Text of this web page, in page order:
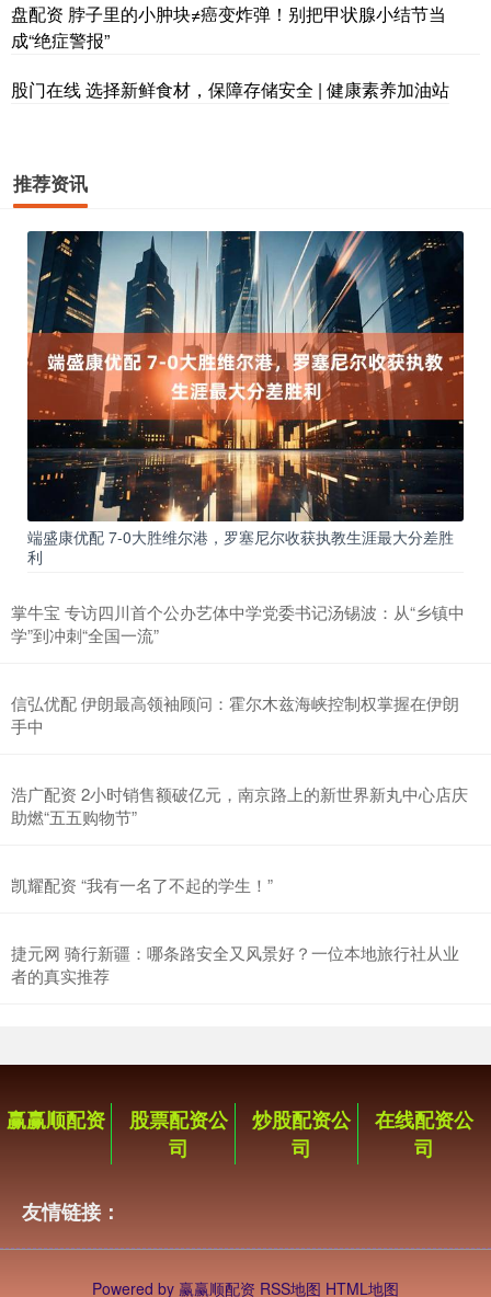
盘配资 脖子里的小肿块≠癌变炸弹！别把甲状腺小结节当
成“绝症警报”
股门在线 选择新鲜食材，保障存储安全 | 健康素养加油站
推荐资讯
端盛康优配 7-0大胜维尔港，罗塞尼尔收获执教生涯最大分差胜
利
掌牛宝 专访四川首个公办艺体中学党委书记汤锡波：从“乡镇中
学”到冲刺“全国一流”
信弘优配 伊朗最高领袖顾问：霍尔木兹海峡控制权掌握在伊朗
手中
浩广配资 2小时销售额破亿元，南京路上的新世界新丸中心店庆
助燃“五五购物节”
凯耀配资 “我有一名了不起的学生！”
捷元网 骑行新疆：哪条路安全又风景好？一位本地旅行社从业
者的真实推荐
赢赢顺配资
股票配资公
司
炒股配资公
司
在线配资公
司
友情链接：
Powered by 赢赢顺配资 RSS地图 HTML地图